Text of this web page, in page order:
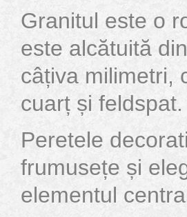
Granitul este o
este alcătuită
câțiva milimetri,
cuarț și feldspat.
Peretele
frumusețe și
elementul